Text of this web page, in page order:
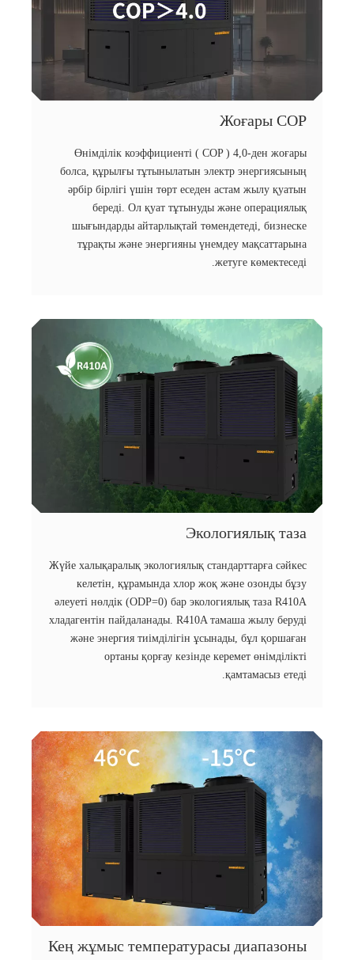
Жоғары COP
Өнімділік коэффициенті ( COP ) 4,0-ден жоғары
болса, құрылғы тұтынылатын электр энергиясының
әрбір бірлігі үшін төрт еседен астам жылу қуатын
береді. Ол қуат тұтынуды және операциялық
шығындарды айтарлықтай төмендетеді, бизнеске
тұрақты және энергияны үнемдеу мақсаттарына
жетуге көмектеседі.
Экологиялық таза
Жүйе халықаралық экологиялық стандарттарға сәйкес
келетін, құрамында хлор жоқ және озонды бұзу
әлеуеті нөлдік (ODP=0) бар экологиялық таза R410A
хладагентін пайдаланады. R410A тамаша жылу беруді
және энергия тиімділігін ұсынады, бұл қоршаған
ортаны қорғау кезінде керемет өнімділікті
қамтамасыз етеді.
Кең жұмыс температурасы диапазоны